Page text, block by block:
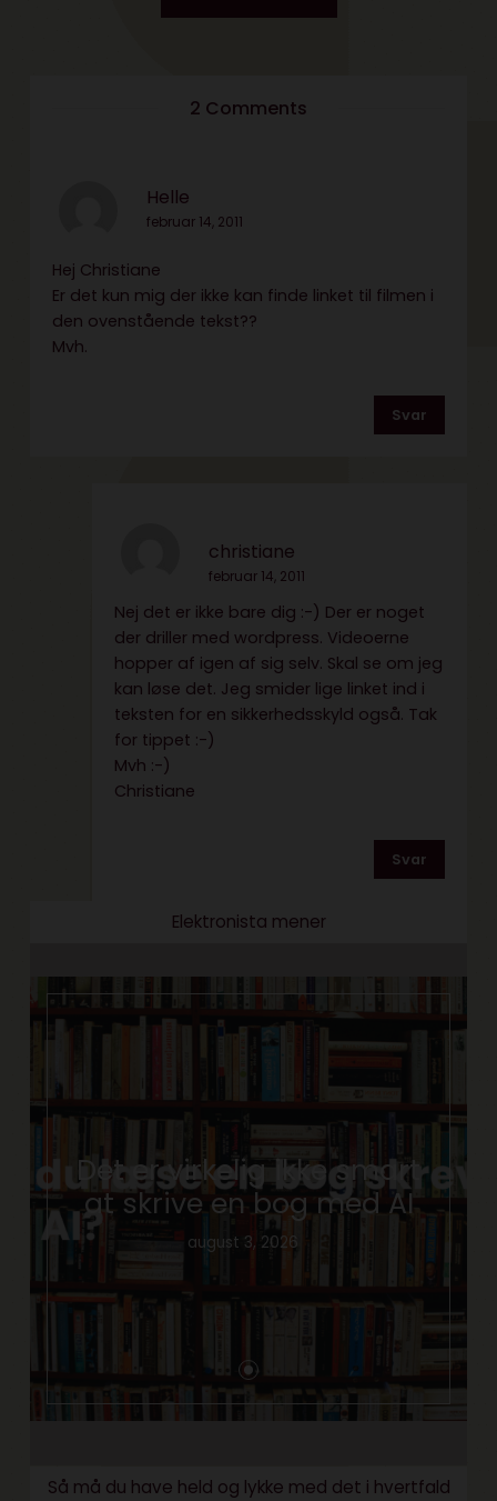
2 Comments
Helle
februar 14, 2011
Hej Christiane
Er det kun mig der ikke kan finde linket til filmen i
den ovenstående tekst??
Mvh.
Svar
christiane
februar 14, 2011
Nej det er ikke bare dig :-) Der er noget
der driller med wordpress. Videoerne
hopper af igen af sig selv. Skal se om jeg
kan løse det. Jeg smider lige linket ind i
teksten for en sikkerhedsskyld også. Tak
for tippet :-)
Mvh :-)
Christiane
Svar
Elektronista mener
Det er virkelig ikke smart
at skrive en bog med AI
august 3, 2026
Så må du have held og lykke med det i hvertfald